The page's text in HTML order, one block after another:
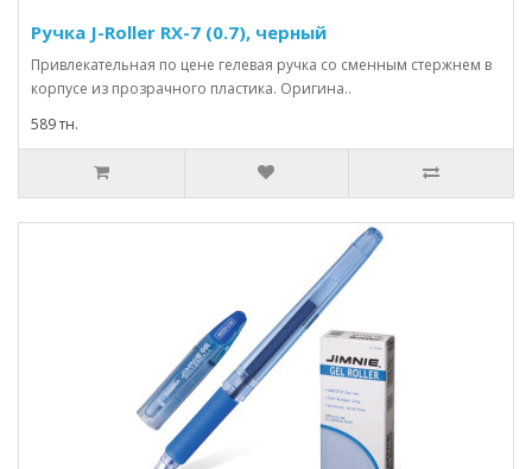
Ручка J-Roller RX-7 (0.7), черный
Привлекательная по цене гелевая ручка со сменным стержнем в
корпусе из прозрачного пластика. Оригина..
589 тн.